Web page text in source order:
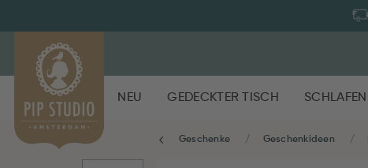
NEU GEDECKTER TISCH SCHLAFEN
Geschenke Geschenkideen